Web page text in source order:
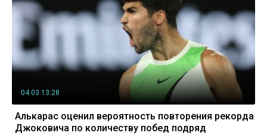
04.03 13:28
Алькарас оценил вероятность повторения рекорда
Джоковича по количеству побед подряд